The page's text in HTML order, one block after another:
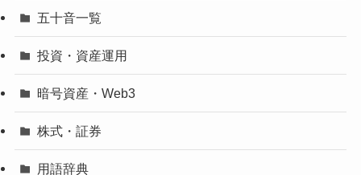
五十音一覧
投資・資産運用
暗号資産・Web3
株式・証券
用語辞典